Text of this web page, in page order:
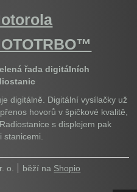
řada digitálních
digitálně. Digitální vysílačky už
hovorů v špičkové kvalitě,
s displejem pak
o. běží na Shopio